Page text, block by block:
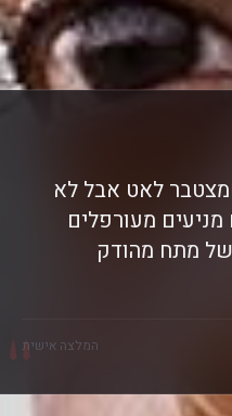
"
שמצטבר לאט אבל לא
מעורפלים
מתח מהודק
המלצה אישית